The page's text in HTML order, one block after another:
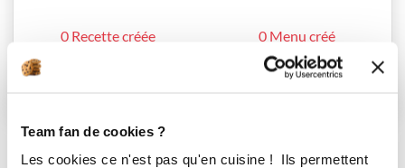
Team fan de cookies ?
Les cookies ce n'est pas qu'en cuisine ! Ils permettent
0 Recette créée 0 Menu créé